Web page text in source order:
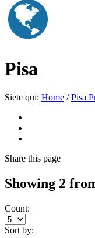
Pisa
Siete qui: Home / Pisa
Share this page
Showing 2
Count:
Sort by: